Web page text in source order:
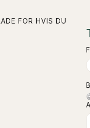
FOR HVIS DU